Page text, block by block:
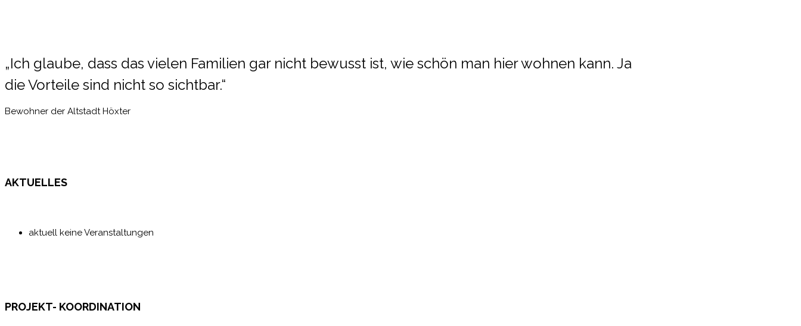
„Ich glaube, dass das vielen Familien gar nicht bewusst ist, wie schön man hier wohnen kann. Ja
die Vorteile sind nicht so sichtbar.“
Bewohner der Altstadt Höxter
AKTUELLES
aktuell keine Veranstaltungen
PROJEKT- KOORDINATION